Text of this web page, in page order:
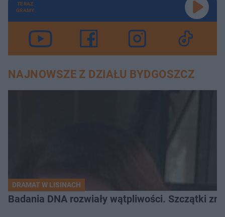
TERAZ
GRAMY
NAJNOWSZE Z DZIAŁU BYDGOSZCZ
DRAMAT W LISINACH
Badania DNA rozwiały wątpliwości. Szczątki